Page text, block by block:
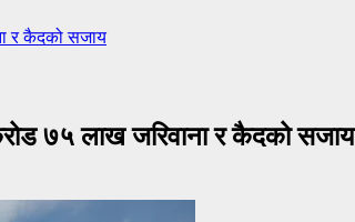
र कैदको सजाय
७५ लाख जरिवाना र कैदको सजाय